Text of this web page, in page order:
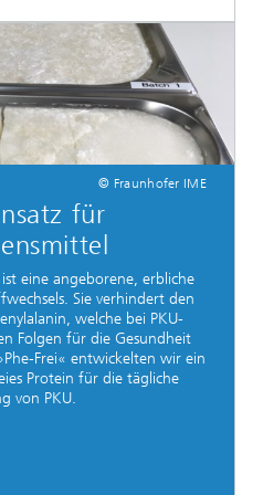
© Fraunhofer IME
für
eine angeborene, erbliche
Sie verhindert den
welche bei PKU-
Folgen für die Gesundheit
Frei« entwickelten wir ein
Protein für die tägliche
von PKU.